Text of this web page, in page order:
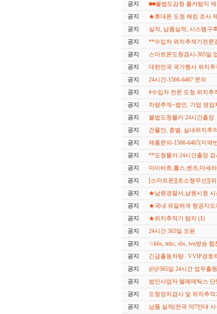
공지
■■불법도감청 몰카탐지 제
공지
★휴대폰 도청 해킹 조사
공지
실적, 납품실적, 시스템구
공지
**수입차 위치추적기전문
공지
스마트폰도청검사-365일
공지
대한민국 국가행사 위치
공지
24시간-1566-6467 문의
공지
#수입차 전문 도청.위치추
공지
차량추적~법인, 기업 영업
공지
불법도청몰카 24시간출장
공지
건물안, 층별, 실내위치추
공지
제품문의-1566-6467(지역
공지
**도청몰카 24시간출장 검
공지
마이바흐,롤스,벤츠,마세
공지
[스마트폰][초소형무선][
공지
★남원경찰서,남원시청
공지
★국내 유일하게 항공지
공지
★위치추적기 탐지 (1)
공지
24시간 365일 오픈
공지
☆kbs, mbc, sbs, tvn방송
공지
긴급출동차량 . VVIP경호
공지
@@365일 24시간 업무출
공지
법인사업자 텔레매틱스 단
공지
도청장치검사 및 위치추
공지
납품 실적(전국 약7만대